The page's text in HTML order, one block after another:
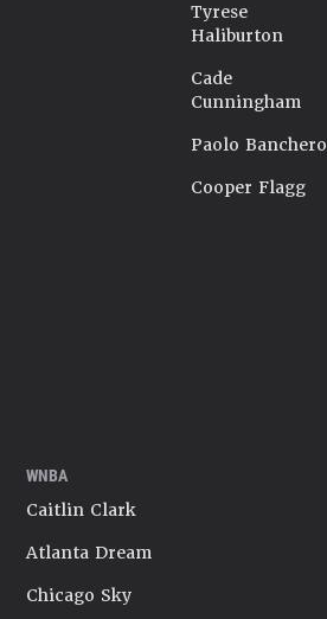
Tyrese
Haliburton
Cade
Cunningham
Paolo Banchero
Cooper Flagg
WNBA
Caitlin Clark
Atlanta Dream
Chicago Sky